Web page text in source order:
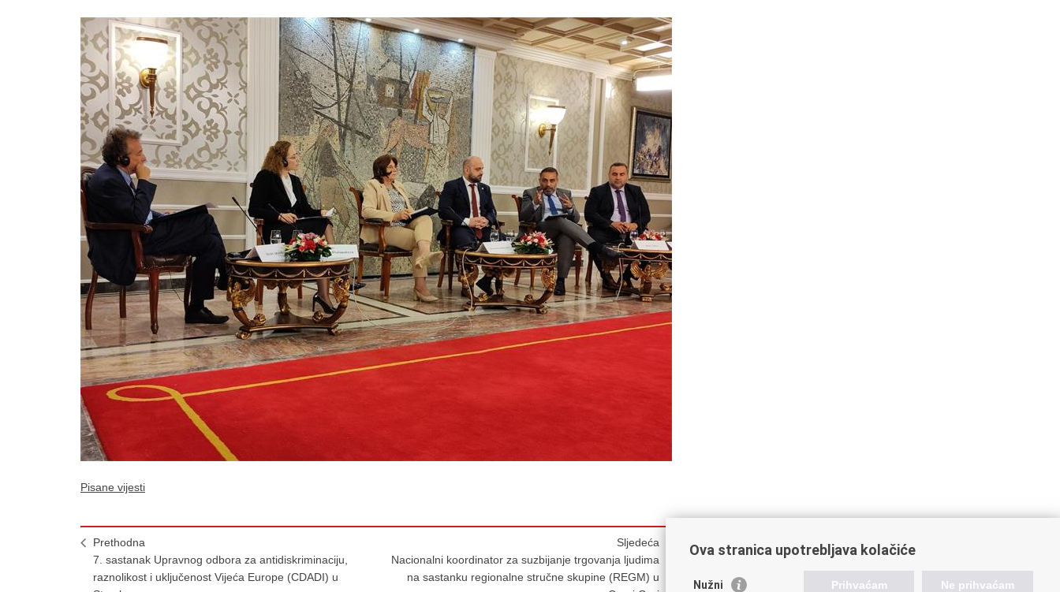
Pisane vijesti
Prethodna
7. sastanak Upravnog odbora za antidiskriminaciju,
raznolikost i uključenost Vijeća Europe (CDADI) u
Sljedeća
Nacionalni koordinator za suzbijanje trgovanja ljudima
na sastanku regionalne stručne skupine (REGM) u
Ova stranica upotrebljava kolačiće
Nužni Prihvaćam Ne prihvaćam